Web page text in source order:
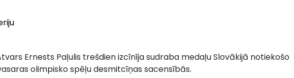
Ernests Paļulis trešdien izcīnīja sudraba medaļu Slovākijā notiekošo
olimpisko spēļu desmitcīņas sacensībās.